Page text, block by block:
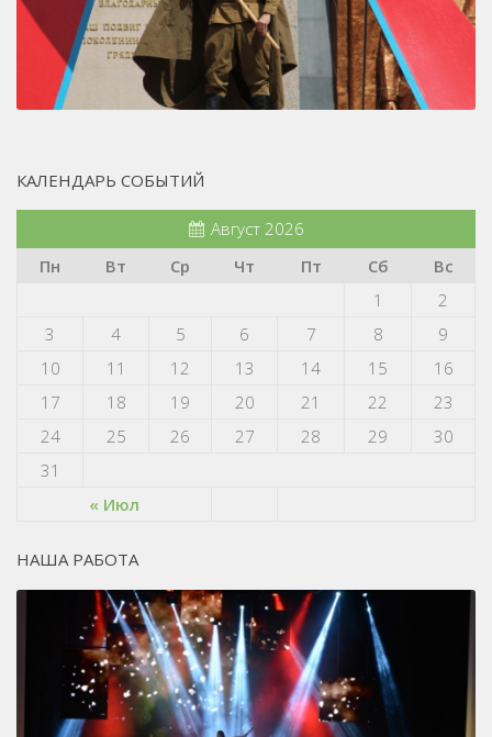
КАЛЕНДАРЬ СОБЫТИЙ
Август 2026
Пн
Вт Ср Чт Пт Сб Вс
« Июл
1
2
3
4 5 6 7 8
9
10
11 12 13 14 15
16
17
18 19 20 21 22
23
24
25 26 27 28 29
30
31
НАША РАБОТА